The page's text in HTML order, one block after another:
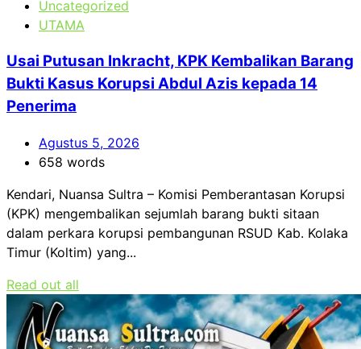
Uncategorized
UTAMA
Usai Putusan Inkracht, KPK Kembalikan Barang
Bukti Kasus Korupsi Abdul Azis kepada 14
Penerima
Agustus 5, 2026
658 words
Kendari, Nuansa Sultra – Komisi Pemberantasan Korupsi
(KPK) mengembalikan sejumlah barang bukti sitaan
dalam perkara korupsi pembangunan RSUD Kab. Kolaka
Timur (Koltim) yang...
Read out all